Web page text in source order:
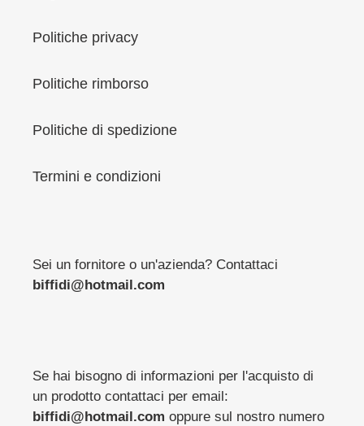
Politiche privacy
Politiche rimborso
Politiche di spedizione
Termini e condizioni
Sei un fornitore o un'azienda? Contattaci
biffidi@hotmail.com
Se hai bisogno di informazioni per l'acquisto di
un prodotto contattaci per email:
biffidi@hotmail.com oppure sul nostro numero